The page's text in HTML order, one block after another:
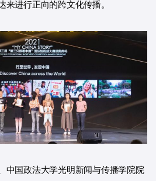
进行正向的跨文化传播。
中国政法大学光明新闻与传播学院院